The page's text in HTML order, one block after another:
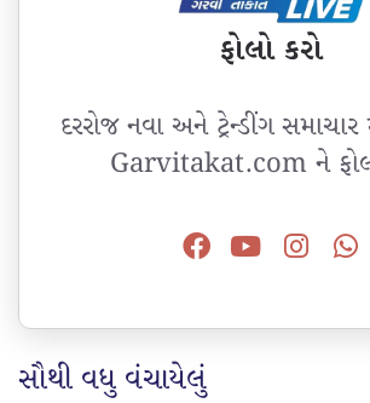
ફોલો કરો
દરરોજ નવા અને ટ્રેન્ડીંગ
Garvitakat.com ને
સૌથી વધુ વંચાયેલું